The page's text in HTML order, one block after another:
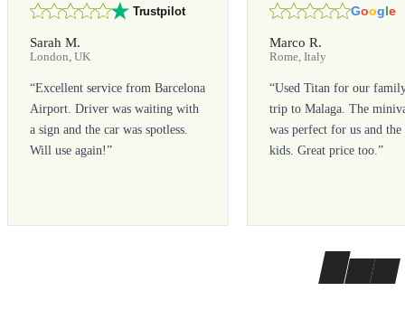
Trustpilot
Sarah M.
London, UK
“Excellent service from Barcelona
Airport. Driver was waiting with
a sign and the car was spotless.
Will use again!”
Google
Marco R.
Rome, Italy
“Used Titan for our
trip to Malaga. The
was perfect for us and the
kids. Great price too.”